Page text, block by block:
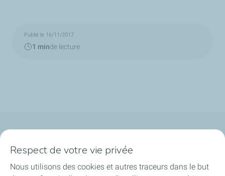
Publié le 16/11/2017
1 minde lecture
Notre ancrage territorial
Respect de votre vie privée
Nous utilisons des cookies et autres traceurs dans le but